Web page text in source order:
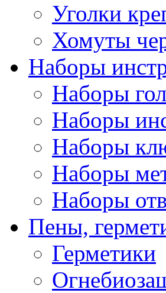
Уголки
Хомуты
Наборы
Наборы
Наборы
Наборы
Наборы
Наборы
Пены,
Герметики